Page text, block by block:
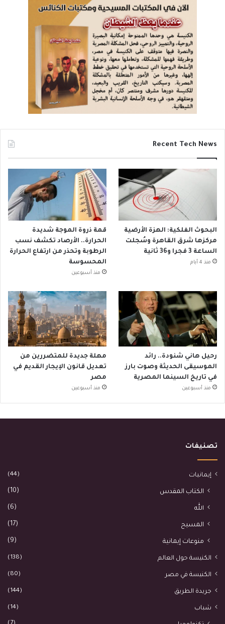
Recent Tech News
البحوث الفلكية: الهزة الأرضية
مركزها شرق القاهرة وسُجلت
الساعة 3 فجرا و36 ثانية
منذ 4 أيام
قمة ذروة الموجة شديدة
الحرارة.. الأرصاد تكشف نسب
الرطوبة وتحذر من ارتفاع الحرارة
المحسوسة
منذ أسبوعين
رحيل هاني شنودة.. رائد
الموسيقى الحديثة وصوت بارز
في تاريخ السينما المصرية
منذ أسبوعين
مهلة جديدة للمتضررين من
تعديل قانون الإيجار القديم في
مصر
منذ أسبوعين
تصنيفات
إيمانيات (44)
الكتاب المقدس (10)
الله (6)
المسيح (17)
منوعات إيمانية (9)
الكنيسة حول العالم (138)
الكنيسة في مصر (80)
جريدة الطريق (144)
شباب (14)